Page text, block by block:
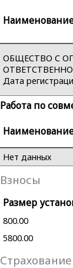
ОБЩЕСТВО С
Дата
Работа по
Нет данных
Взносы
Размер
800.00
5800.00
Страхование